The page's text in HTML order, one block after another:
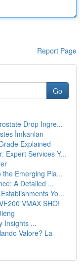
Report Page
Go
Drop Ingre...
İmkanları
Explained
Expert Services Y...
Emerging Pla...
A Detailed ...
Yo...
VMAX SHO!
Insights ...
Valore? La